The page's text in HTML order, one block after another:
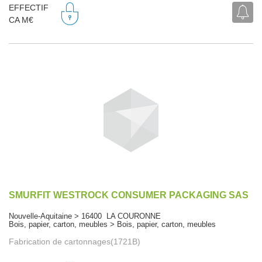
EFFECTIF
CA M€
SMURFIT WESTROCK CONSUMER PACKAGING SAS
Nouvelle-Aquitaine > 16400 LA COURONNE
Bois, papier, carton, meubles > Bois, papier, carton, meubles
Fabrication de cartonnages(1721B)